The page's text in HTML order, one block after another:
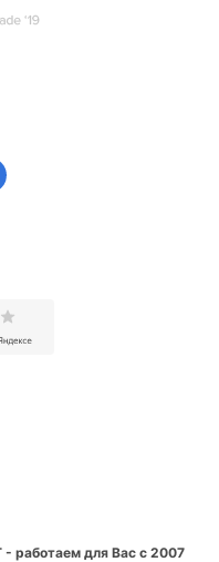
работаем для Вас с 2007